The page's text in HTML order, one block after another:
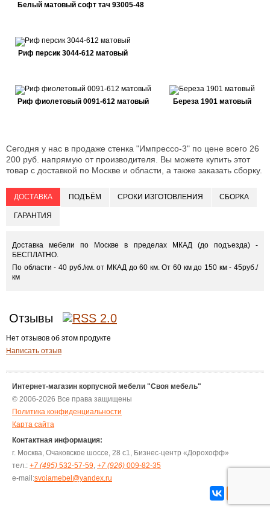
Белый матовый софт тач 93005-48
Риф персик 3044-612 матовый
Риф фиолетовый 0091-612 матовый Береза 1901 матовый
Сегодня у нас в продаже стенка "Импрессо-3" по цене всего 26
200 руб. напрямую от производителя. Вы можете купить этот
товар с доставкой по Москве и области, а также заказать сборку.
ДОСТАВКА ПОДЪЁМ СРОКИ ИЗГОТОВЛЕНИЯ СБОРКА
ГАРАНТИЯ
Доставка мебели по Москве в пределах МКАД (до подъезда) -
БЕСПЛАТНО.
По области - 40 руб./км. от МКАД до 60 км. От 60 км до 150 км - 45руб./
км
Отзывы
Нет отзывов об этом продукте
Написать отзыв
Интернет-магазин корпусной мебели "Своя мебель"
© 2006-2026 Все права защищены
Политика конфиденциальности
Карта сайта
Контактная информация:
г. Москва, Очаковское шоссе, 28 с1, Бизнес-центр «Дорохофф»
тел.: +7 (495) 532-57-59, +7 (926) 009-82-35
e-mail:svoiamebel@yandex.ru